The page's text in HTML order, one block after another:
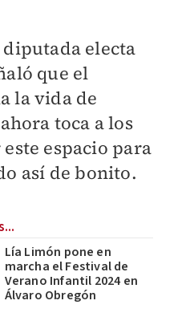
electa
que el
la vida de
toca a los
espacio para
así debonito.
Lía Limón pone en
marcha el Festival de
Verano Infantil 2024 en
Álvaro Obregón